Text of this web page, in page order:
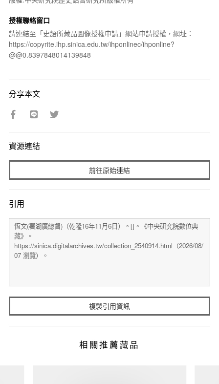
授權聯絡窗口
請連結至「史語所藏品圖像授權申請」網站申請授權，網址：
https://copyrite.ihp.sinica.edu.tw/ihponlinec/ihponline?
@@0.8397848014139848
分享本文
資源連結
前往原始連結
引用
複製引用資訊
相關推薦藏品